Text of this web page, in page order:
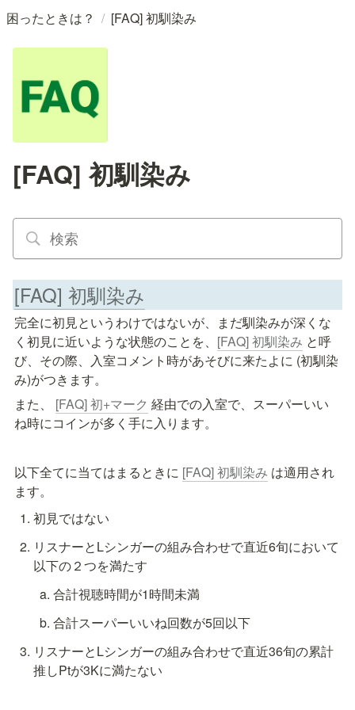
困ったときは？ / [FAQ] 初馴染み
[FAQ] 初馴染み
[FAQ] 初馴染み
完全に初見というわけではないが、まだ馴染みが深くな
く初見に近いような状態のことを、 [FAQ] 初馴染み と呼
び、その際、 入室コメント時があそびに来たよに (初馴染
み)がつきます。
また、 [FAQ] 初+マーク 経由での入室で、スーパーいい
ね時にコインが多く手に入ります。
以下全てに当てはまるときに [FAQ] 初馴染み は適用され
ます。
初見ではない
リスナーとLシンガーの組み合わせで直近6旬において
以下の２つを満たす
合計視聴時間が1時間未満
合計スーパーいいね回数が5回以下
リスナーとLシンガーの組み合わせで直近36旬の累計
推しPtが3Kに満たない